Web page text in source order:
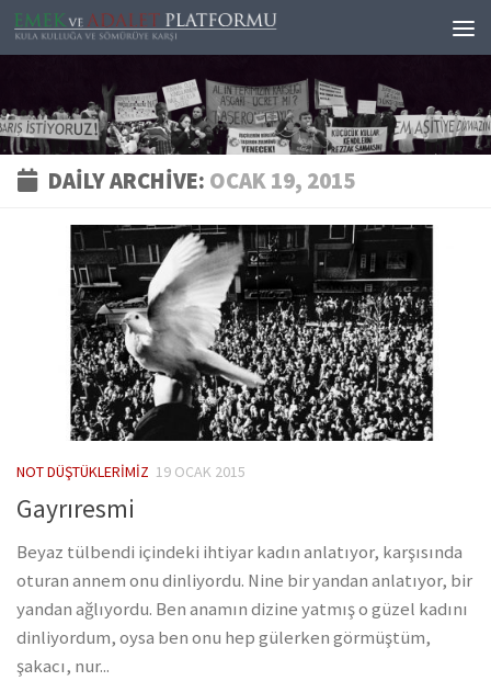
Skip to content
DAILY ARCHIVE: OCAK 19, 2015
NOT DÜŞTÜKLERIMIZ 19 OCAK 2015
Gayrıresmi
Beyaz tülbendi içindeki ihtiyar kadın anlatıyor, karşısında
oturan annem onu dinliyordu. Nine bir yandan anlatıyor, bir
yandan ağlıyordu. Ben anamın dizine yatmış o güzel kadını
dinliyordum, oysa ben onu hep gülerken görmüştüm,
şakacı, nur...